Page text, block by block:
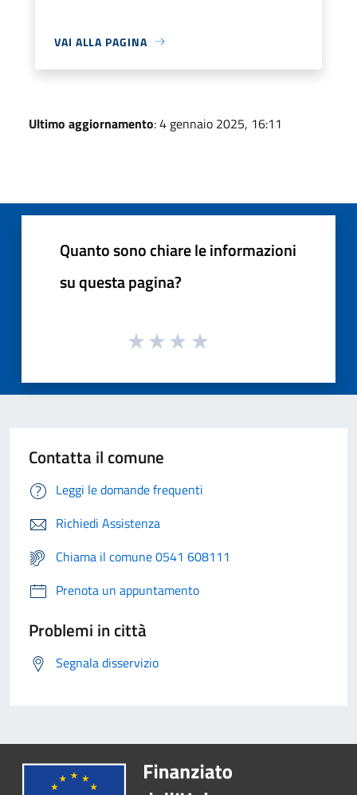
VAI ALLA PAGINA
Ultimo aggiornamento: 4 gennaio 2025, 16:11
Quanto sono chiare le informazioni
su questa pagina?
Contatta il comune
Leggi le domande frequenti
Richiedi Assistenza
Chiama il comune 0541 608111
Prenota un appuntamento
Problemi in città
Segnala disservizio